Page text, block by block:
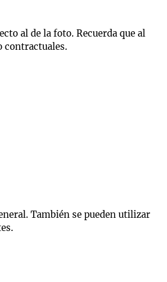
al de la foto. Recuerda que al
contractuales.
También se pueden utilizar